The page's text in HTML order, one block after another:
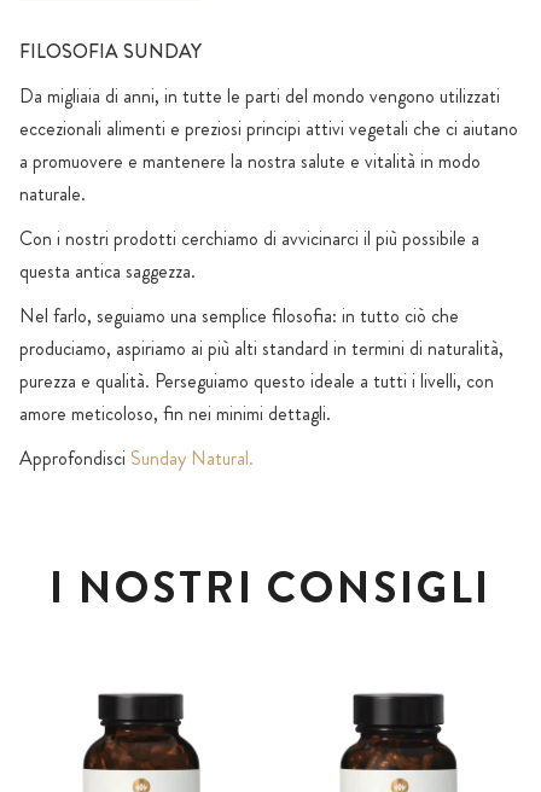
FILOSOFIA SUNDAY
Da migliaia di anni, in tutte le parti del mondo vengono utilizzati
eccezionali alimenti e preziosi principi attivi vegetali che ci aiutano
a promuovere e mantenere la nostra salute e vitalità in modo
naturale.
Con i nostri prodotti cerchiamo di avvicinarci il più possibile a
questa antica saggezza.
Nel farlo, seguiamo una semplice filosofia: in tutto ciò che
produciamo, aspiriamo ai più alti standard in termini di naturalità,
purezza e qualità. Perseguiamo questo ideale a tutti i livelli, con
amore meticoloso, fin nei minimi dettagli.
Approfondisci Sunday Natural.
I NOSTRI CONSIGLI